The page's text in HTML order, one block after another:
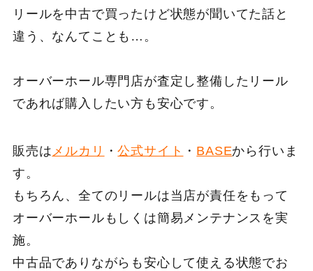
リールを中古で買ったけど状態が聞いてた話と
違う、なんてことも…。
オーバーホール専門店が査定し整備したリール
であれば購入したい方も安心です。
販売はメルカリ ・公式サイト ・ BASEから行いま
す。
もちろん、全てのリールは当店が責任をもって
オーバーホールもしくは簡易メンテナンスを実
施。
中古品でありながらも安心して使える状態でお